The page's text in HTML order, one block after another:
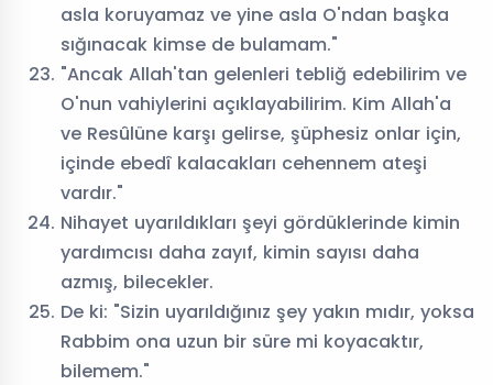
asla koruyamaz ve yine asla O'ndan başka
sığınacak kimse de bulamam."
"Ancak Allah'tan gelenleri tebliğ edebilirim ve
O'nun vahiylerini açıklayabilirim. Kim Allah'a
ve Resûlüne karşı gelirse, şüphesiz onlar için,
içinde ebedî kalacakları cehennem ateşi
vardır."
Nihayet uyarıldıkları şeyi gördüklerinde kimin
yardımcısı daha zayıf, kimin sayısı daha
azmış, bilecekler.
De ki: "Sizin uyarıldığınız şey yakın mıdır, yoksa
Rabbim ona uzun bir süre mi koyacaktır,
bilemem."